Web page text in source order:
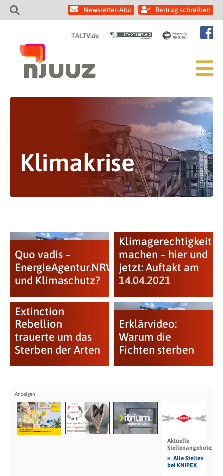
Newsletter-Abo Beitrag schreiben
Klimakrise
Quo vadis –
EnergieAgentur.NRW
und Klimaschutz?
Klimagerechtigkeit
machen – hier und
jetzt: Auftakt am
14.04.2021
Extinction
Rebellion
trauerte um das
Sterben der Arten
Erklärvideo:
Warum die
Fichten sterben
Aktuelle
Stellenangebote:
» Alle Stellen
bei KNIPEX